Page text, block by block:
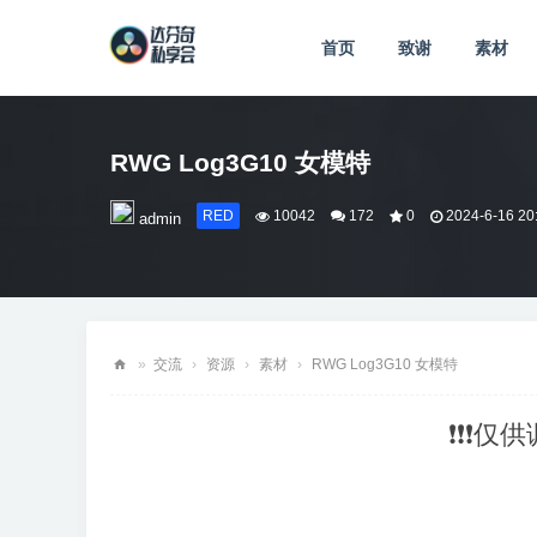
首页 致谢 素材
RWG Log3G10 女模特
admin RED 10042 172 0 2024-6-16
» 交流 › 资源 › 素材 › RWG Log3G10 女模特
❗❗❗仅